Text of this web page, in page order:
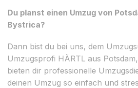
Du planst einen Umzug von
Bystrica?
Dann bist du bei uns, dem
Umzugsprofi HÄRTL aus
bieten dir professionelle
deinen Umzug so einfach und